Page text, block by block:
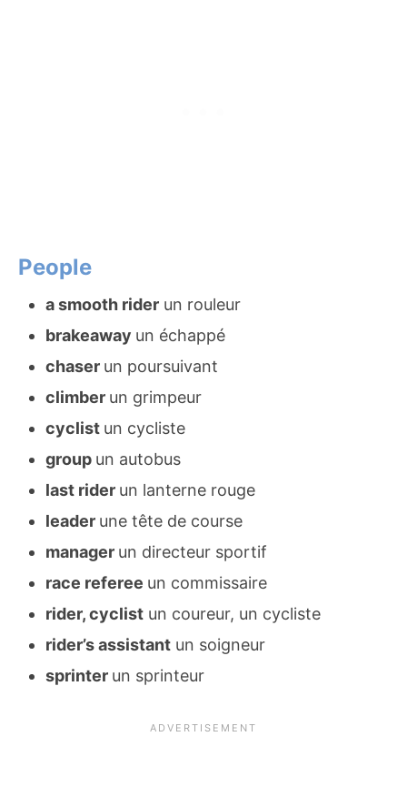
People
a smooth rider un rouleur
brakeaway un échappé
chaser un poursuivant
climber un grimpeur
cyclist un cycliste
group un autobus
last rider un lanterne rouge
leader une tête de course
manager un directeur sportif
race referee un commissaire
rider, cyclist un coureur, un cycliste
rider’s assistant un soigneur
sprinter un sprinteur